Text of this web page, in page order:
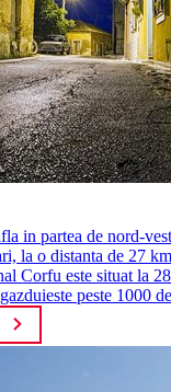
in partea de nord-
la o distanta de 27
Corfu este situat la
peste 1000